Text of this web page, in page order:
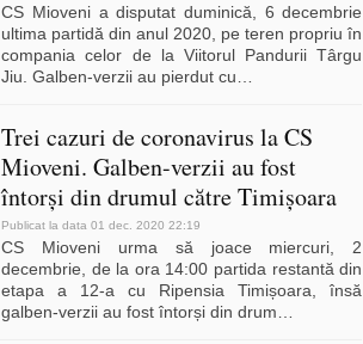
CS Mioveni a disputat duminică, 6 decembrie
ultima partidă din anul 2020, pe teren propriu în
compania celor de la Viitorul Pandurii Târgu
Jiu. Galben-verzii au pierdut cu
Trei cazuri de coronavirus la CS
Mioveni. Galben-verzii au fost
întorși din drumul către Timișoara
Publicat la data 01 dec. 2020 22:19
CS Mioveni urma să joace miercuri, 2
decembrie, de la ora 14:00 partida restantă din
etapa a 12-a cu Ripensia Timișoara, însă
galben-verzii au fost întorși din drum